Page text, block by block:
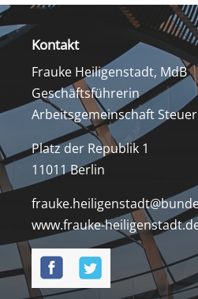
Kontakt
Frauke Heiligenstadt, MdB
Geschäftsführerin
Arbeitsgemeinschaft
Platz der Republik 1
11011 Berlin
www.frauke-